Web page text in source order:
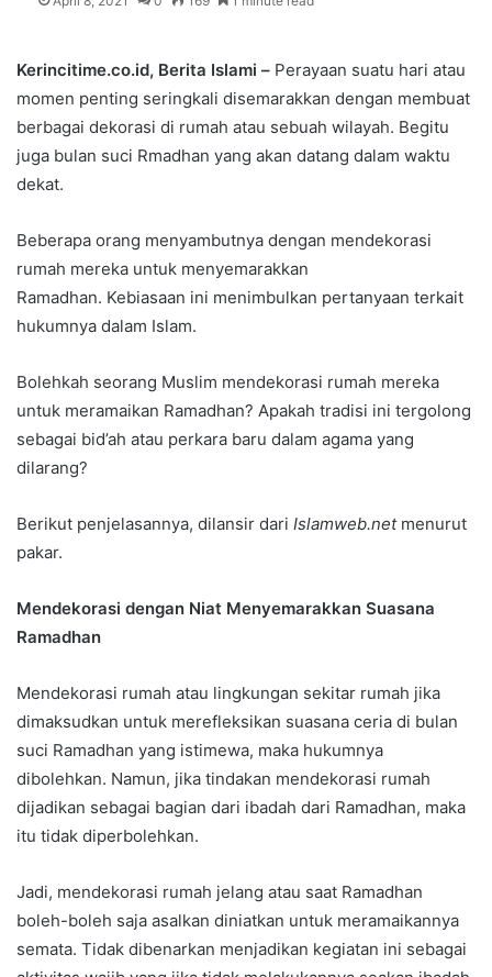
Kerincitime.co.id, Berita Islami – Perayaan suatu hari atau
momen penting seringkali disemarakkan dengan membuat
berbagai dekorasi di rumah atau sebuah wilayah. Begitu
juga bulan suci Rmadhan yang akan datang dalam waktu
dekat.
Beberapa orang menyambutnya dengan mendekorasi
rumah mereka untuk menyemarakkan
Ramadhan. Kebiasaan ini menimbulkan pertanyaan terkait
hukumnya dalam Islam.
Bolehkah seorang Muslim mendekorasi rumah mereka
untuk meramaikan Ramadhan? Apakah tradisi ini tergolong
sebagai bid’ah atau perkara baru dalam agama yang
dilarang?
Berikut penjelasannya, dilansir dari Islamweb.netmenurut
pakar.
Mendekorasi dengan Niat Menyemarakkan Suasana
Ramadhan
Mendekorasi rumah atau lingkungan sekitar rumah jika
dimaksudkan untuk merefleksikan suasana ceria di bulan
suci Ramadhan yang istimewa, maka hukumnya
dibolehkan. Namun, jika tindakan mendekorasi rumah
dijadikan sebagai bagian dari ibadah dari Ramadhan, maka
itu tidak diperbolehkan.
Jadi, mendekorasi rumah jelang atau saat Ramadhan
boleh-boleh saja asalkan diniatkan untuk meramaikannya
semata. Tidak dibenarkan menjadikan kegiatan ini sebagai